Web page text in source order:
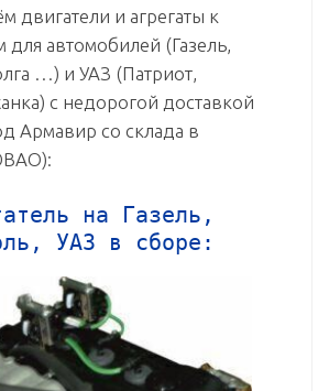
двигатели и агрегаты к
для автомобилей (Газель,
…) и УАЗ (Патриот,
с недорогой доставкой
Армавир со склада в
на Газель,
УАЗ в сборе: